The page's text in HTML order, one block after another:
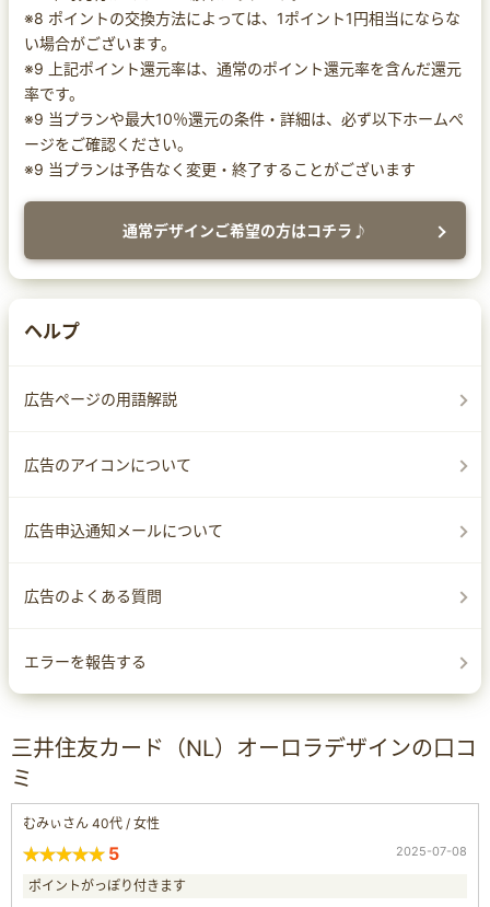
※8 ポイントの交換方法によっては、1ポイント1円相当にならな
い場合がございます。
※9 上記ポイント還元率は、通常のポイント還元率を含んだ還元
率です。
※9 当プランや最大10％還元の条件・詳細は、必ず以下ホームぺ
ージをご確認ください。
※9 当プランは予告なく変更・終了することがございます
通常デザインご希望の方はコチラ♪
ヘルプ
広告ページの用語解説
広告のアイコンについて
広告申込通知メールについて
広告のよくある質問
エラーを報告する
三井住友カード（NL）オーロラデザインの口コ
ミ
むみぃさん 40代 / 女性
5 2025-07-08
ポイントがっぽり付きます